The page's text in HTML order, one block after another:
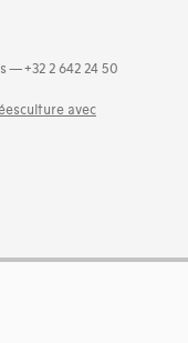
— +32 2 642 24 50
avec